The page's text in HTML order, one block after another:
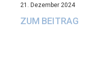
21. Dezember 2024
ZUM BEITRAG